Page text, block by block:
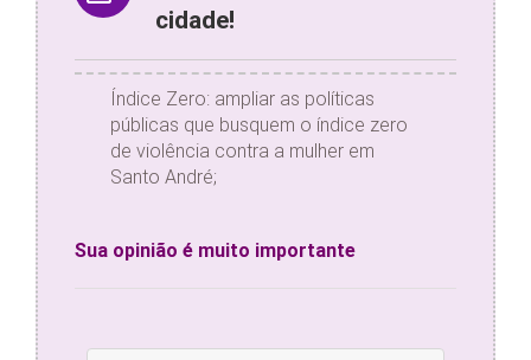
cidade!
Índice Zero: ampliar as políticas
públicas que busquem o índice zero
de violência contra a mulher em
Santo André;
Sua opinião é muito importante